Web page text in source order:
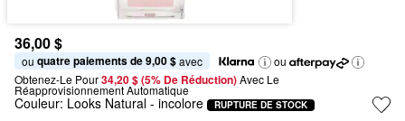
36,00 $
ou quatre paiements de 9,00 $ avec
ou
Obtenez-Le Pour34,20 $ (5% De Réduction) Avec Le
Réapprovisionnement Automatique
Couleur: Looks Natural - incolore RUPTURE DE STOCK